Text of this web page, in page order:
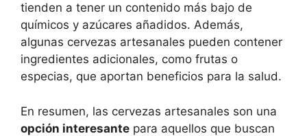
tienden a tener un contenido más bajo de
químicos y azúcares añadidos. Además,
algunas cervezas artesanales pueden contener
ingredientes adicionales, como frutas o
especias, que aportan beneficios para la salud.
En resumen, las cervezas artesanales son una
opción interesante para aquellos que buscan